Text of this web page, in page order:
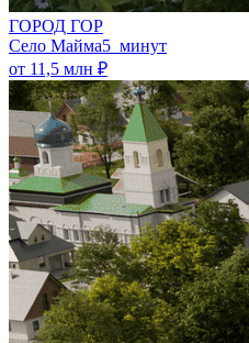
ГОРОД ГОР
Село Майма5 минут
от 11,5 млн ₽